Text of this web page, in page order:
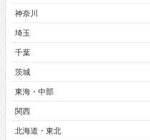
神奈川
埼玉
千葉
茨城
東海・中部
関西
北海道・東北